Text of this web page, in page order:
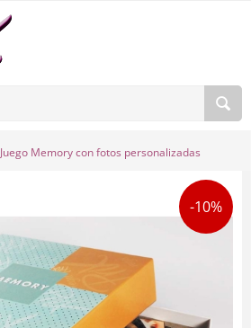
Juego Memory con fotos personalizadas
-10%